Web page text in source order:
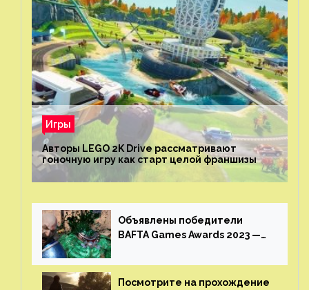
Игры
Авторы LEGO 2K Drive рассматривают
гоночную игру как старт целой франшизы
Объявлены победители
BAFTA Games Awards 2023 —
получила шесть наград
Посмотрите на прохождение